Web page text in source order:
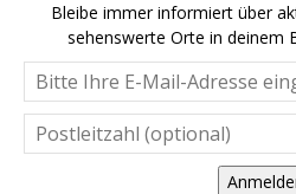
Bleibe immer informiert über
sehenswerte Orte in deinem